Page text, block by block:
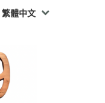
繁體中文